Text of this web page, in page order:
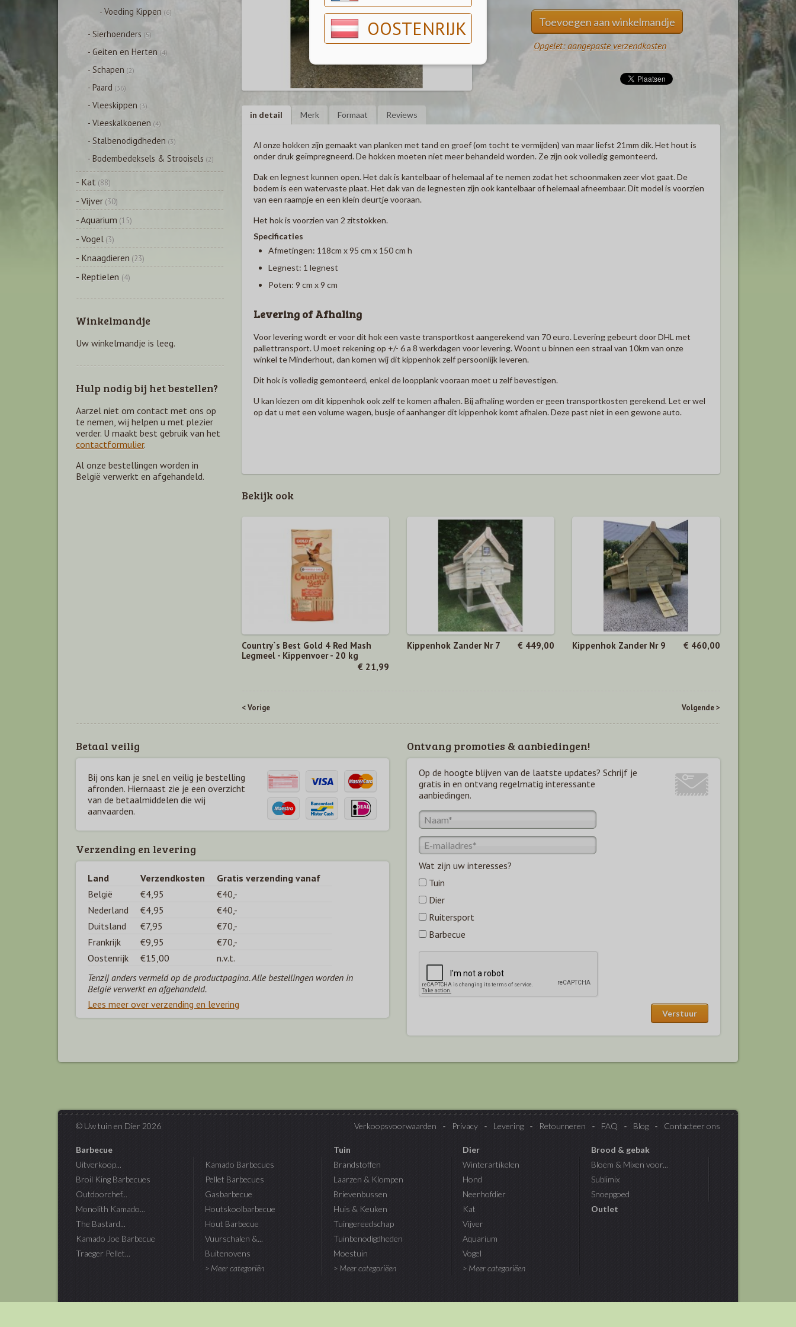
OOSTENRIJK
Toevoegen aan winkelmandje
Opgelet: aangepaste verzendkosten
in detail Merk Formaat Reviews
Al onze hokken zijn gemaakt van planken met tand en groef (om tocht te vermijden) van maar liefst 21mm dik.Het hout is
onder druk geïmpregneerd. De hokken moeten niet meer behandeld worden. Ze zijn ook volledig gemonteerd.
Dak en legnest kunnen open. Het dak is kantelbaar of helemaal af te nemen zodat het schoonmaken zeer vlot gaat. De
bodem is een watervaste plaat. Het dak van de legnesten zijn ook kantelbaar of helemaal afneembaar. Dit model is voorzien
van een raampje en een klein deurtje vooraan.
Het hok is voorzien van 2 zitstokken.
Specificaties
Afmetingen: 118cm x 95 cm x 150 cm h
Legnest: 1 legnest
Poten: 9 cm x 9 cm
Levering of Afhaling
Voor levering wordt er voor dit hok een vaste transportkost aangerekend van 70 euro. Levering gebeurt door DHL met
pallettransport. U moet rekening op +/- 6 a 8 werkdagen voor levering. Woont u binnen een straal van 10km van onze
winkel te Minderhout, dan komen wij dit kippenhok zelf persoonlijk leveren.
Dit hok is volledig gemonteerd, enkel de loopplank vooraan moet u zelf bevestigen.
U kan kiezen om dit kippenhok ook zelf te komen afhalen. Bij afhaling worden er geen transportkosten gerekend. Let er wel
op dat u met een volume wagen, busje of aanhanger dit kippenhok komt afhalen. Deze past niet in een gewone auto.
Bekijk ook
Country`s Best Gold 4 Red Mash
Legmeel - Kippenvoer - 20 kg
€ 21,99
Kippenhok Zander Nr 7 € 449,00 Kippenhok Zander Nr 9 € 460,00
< Vorige Volgende >
- Voeding Kippen (6)
- Sierhoenders (5)
- Geiten en Herten (4)
- Schapen (2)
- Paard (36)
- Vleeskippen (3)
- Vleeskalkoenen (4)
- Stalbenodigdheden (3)
- Bodembedeksels & Strooisels (2)
- Kat (88)
- Vijver (30)
- Aquarium (15)
- Vogel (3)
- Knaagdieren (23)
- Reptielen (4)
Winkelmandje
Uw winkelmandje is leeg.
Hulp nodig bij het bestellen?
Aarzel niet om contact met ons op
te nemen, wij helpen u met plezier
verder. U maakt best gebruik van het
contactformulier.
Al onze bestellingen worden in
België verwerkt en afgehandeld.
Betaal veilig
Bij ons kan je snel en veilig je bestelling
afronden. Hiernaast zie je een overzicht
van de betaalmiddelen die wij
aanvaarden.
Ontvang promoties & aanbiedingen!
Op de hoogte blijven van de laatste updates? Schrijf je
gratis in en ontvang regelmatig interessante
aanbiedingen.
Wat zijn uw interesses?
Tuin
Dier
Ruitersport
Barbecue
Verzending en levering
Land Verzendkosten
Gratis verzending vanaf
België
€4,95
€40,-
Nederland
€4,95
€40,-
Duitsland
€7,95
€70,-
Frankrijk
€9,95
€70,-
Oostenrijk
€15,00
n.v.t.
Tenzij anders vermeld op de productpagina. Alle bestellingen worden in
België verwerkt en afgehandeld.
Lees meer over verzending en levering
© Uw tuin en Dier 2026 Verkoopsvoorwaarden Privacy Levering Retourneren FAQ Blog Contacteer ons
Barbecue
Uitverkoop...
Broil King Barbecues
Outdoorchef...
Monolith Kamado...
The Bastard...
Kamado Joe Barbecue
Traeger Pellet...
Kamado Barbecues
Pellet Barbecues
Gasbarbecue
Houtskoolbarbecue
Hout Barbecue
Vuurschalen &...
Buitenovens
> Meer categoriën
Tuin
Brandstoffen
Laarzen & Klompen
Brievenbussen
Huis & Keuken
Tuingereedschap
Tuinbenodigdheden
Moestuin
> Meer categoriëen
Dier
Winterartikelen
Hond
Neerhofdier
Kat
Vijver
Aquarium
Vogel
> Meer categoriëen
Brood & gebak
Bloem & Mixen voor...
Sublimix
Snoepgoed
Outlet